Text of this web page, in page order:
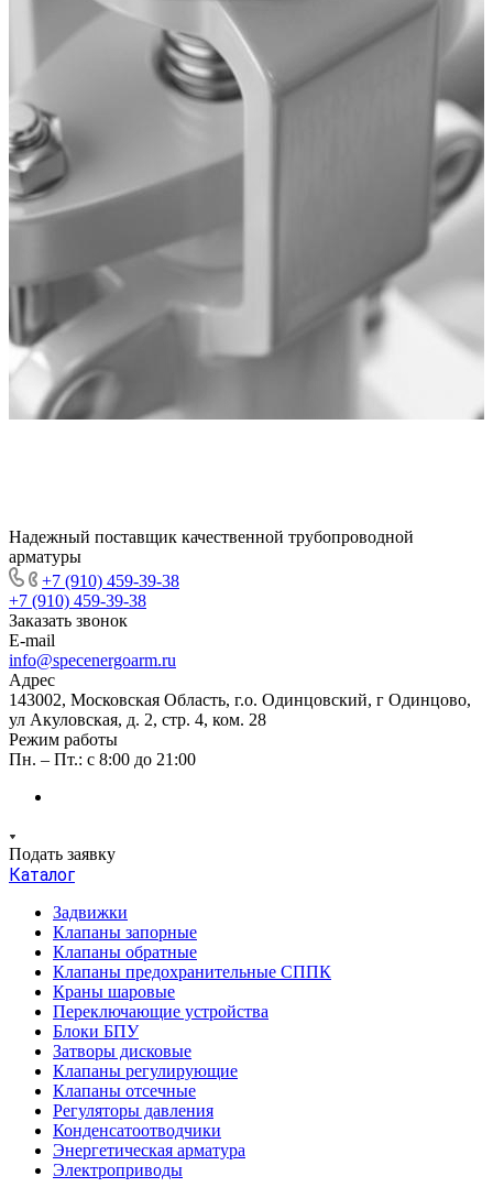
Надежный поставщик качественной трубопроводной
арматуры
+7 (910) 459-39-38
+7 (910) 459-39-38
Заказать звонок
E-mail
info@specenergoarm.ru
Адрес
143002, Московская Область, г.о. Одинцовский, г Одинцово,
ул Акуловская, д. 2, стр. 4, ком. 28
Режим работы
Пн. – Пт.: с 8:00 до 21:00
Подать заявку
Каталог
Задвижки
Клапаны запорные
Клапаны обратные
Клапаны предохранительные СППК
Краны шаровые
Переключающие устройства
Блоки БПУ
Затворы дисковые
Клапаны регулирующие
Клапаны отсечные
Регуляторы давления
Конденсатоотводчики
Энергетическая арматура
Электроприводы